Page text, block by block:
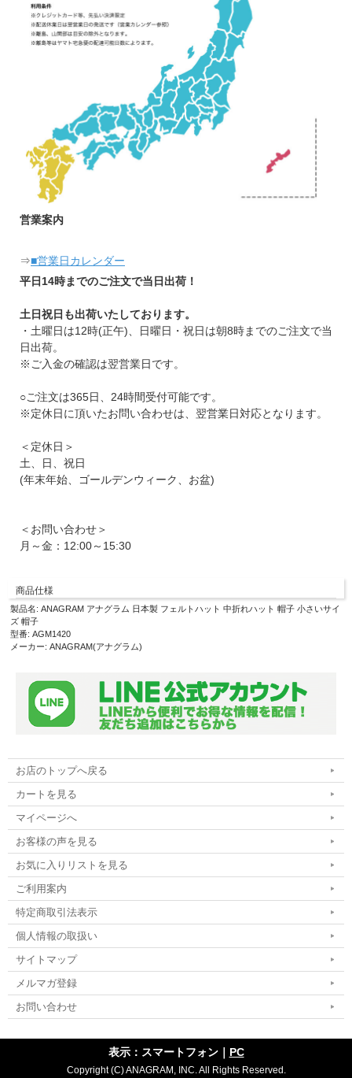
営業案内
⇒■営業日カレンダー
平日14時までのご注文で当日出荷！
土日祝日も出荷いたしております。
・土曜日は12時(正午)、日曜日・祝日は朝8時までのご注文で当
日出荷。
※ご入金の確認は翌営業日です。
○ご注文は365日、24時間受付可能です。
※定休日に頂いたお問い合わせは、翌営業日対応となります。
＜定休日＞
土、日、祝日
(年末年始、ゴールデンウィーク、お盆)
＜お問い合わせ＞
月～金：12:00～15:30
商品仕様
製品名: ANAGRAM アナグラム 日本製 フェルトハット 中折れハット 帽子 小さいサイ
ズ 帽子
型番: AGM1420
メーカー: ANAGRAM(アナグラム)
お店のトップへ戻る
カートを見る
マイページへ
お客様の声を見る
お気に入りリストを見る
ご利用案内
特定商取引法表示
個人情報の取扱い
サイトマップ
メルマガ登録
お問い合わせ
表示：スマートフォン｜ PC
Copyright (C) ANAGRAM, INC. All Rights Reserved.